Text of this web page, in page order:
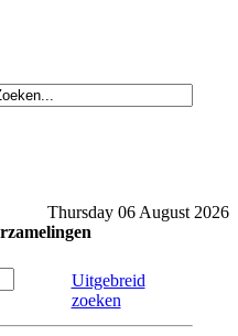
Thursday 06 August 2026
Uitgebreid
zoeken